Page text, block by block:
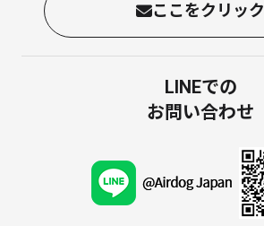
ここをクリック
LINEでの
お問い合わせ